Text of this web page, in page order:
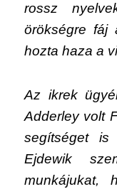
rossz
örökségre fáj
hozta haza a
Az ikrek
Adderley volt
segítséget
Ejdewik
munkájukat,